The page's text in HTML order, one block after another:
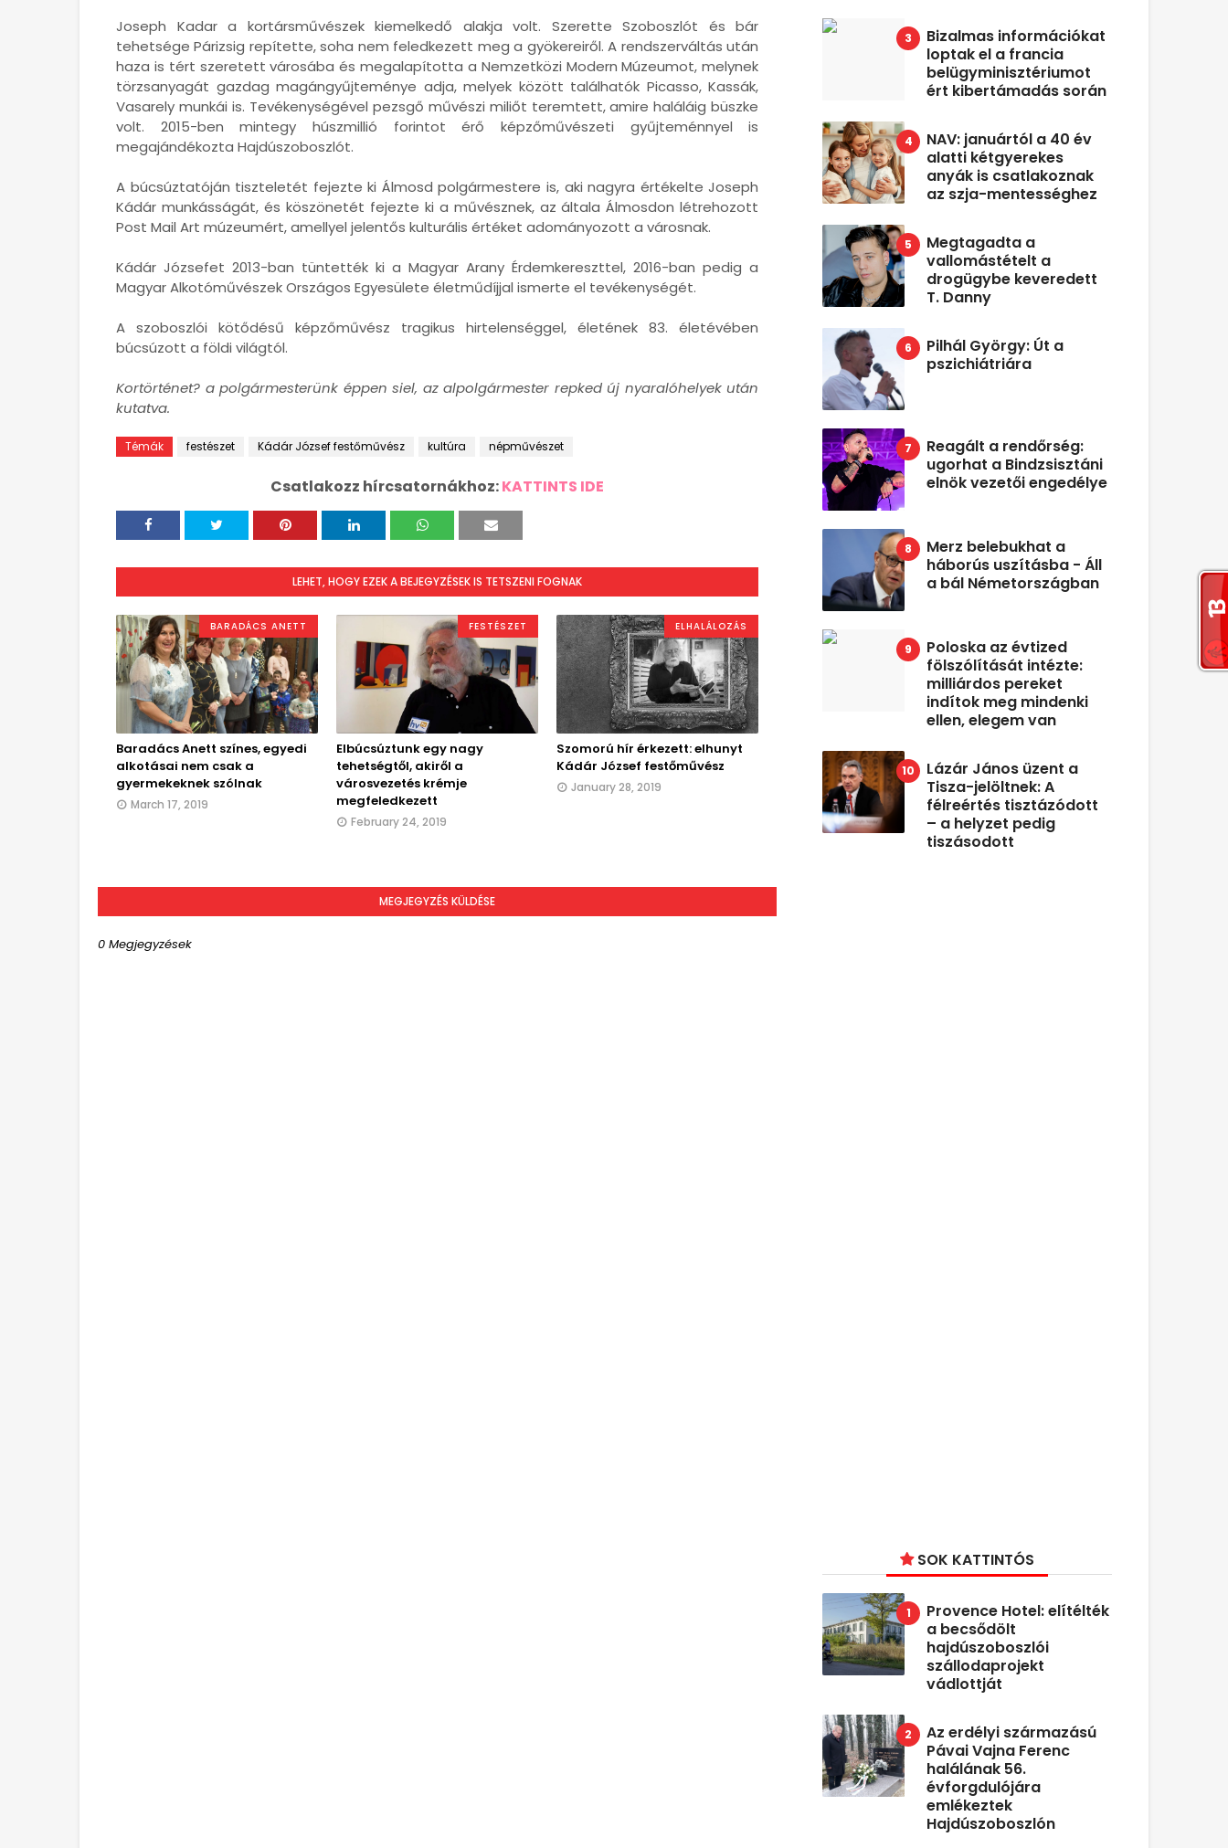
Joseph Kadar a kortársművészek kiemelkedő alakja volt. Szerette Szoboszlót és bár
tehetsége Párizsig repítette, soha nem feledkezett meg a gyökereiről. A rendszerváltás után
haza is tért szeretett városába és megalapította a Nemzetközi Modern Múzeumot, melynek
törzsanyagát gazdag magángyűjteménye adja, melyek között találhatók Picasso, Kassák,
Vasarely munkái is. Tevékenységével pezsgő művészi miliőt teremtett, amire haláláig büszke
volt. 2015-ben mintegy húszmillió forintot érő képzőművészeti gyűjteménnyel is
megajándékozta Hajdúszoboszlót.
A búcsúztatóján tiszteletét fejezte ki Álmosd polgármestere is, aki nagyra értékelte Joseph
Kádár munkásságát, és köszönetét fejezte ki a művésznek, az általa Álmosdon létrehozott
Post Mail Art múzeumért, amellyel jelentős kulturális értéket adományozott a városnak.
Kádár Józsefet 2013-ban tüntették ki a Magyar Arany Érdemkereszttel, 2016-ban pedig a
Magyar Alkotóművészek Országos Egyesülete életműdíjjal ismerte el tevékenységét.
A szoboszlói kötődésű képzőművész tragikus hirtelenséggel, életének 83. életévében
búcsúzott a földi világtól.
Kortörténet? a polgármesterünk éppen siel, az alpolgármester repked új nyaralóhelyek után
kutatva.
Témák festészet Kádár József festőművész kultúra népművészet
Csatlakozz hírcsatornákhoz:KATTINTS IDE
LEHET, HOGY EZEK A BEJEGYZÉSEK IS TETSZENI FOGNAK
BARADÁCS ANETT
Baradács Anett színes, egyedi
alkotásai nem csak a
gyermekeknek szólnak
March 17, 2019
FESTÉSZET
Elbúcsúztunk egy nagy
tehetségtől, akiről a
városvezetés krémje
megfeledkezett
February 24, 2019
ELHALÁLOZÁS
Szomorú hír érkezett: elhunyt
Kádár József festőművész
January 28, 2019
MEGJEGYZÉS KÜLDÉSE
0 Megjegyzések
Bizalmas információkat
loptak el a francia
belügyminisztériumot
ért kibertámadás során
NAV: januártól a 40 év
alatti kétgyerekes
anyák is csatlakoznak
az szja-mentességhez
Megtagadta a
vallomástételt a
drogügybe keveredett
T. Danny
Pilhál György: Út a
pszichiátriára
Reagált a rendőrség:
ugorhat a Bindzsisztáni
elnök vezetői engedélye
Merz belebukhat a
háborús uszításba - Áll
a bál Németországban
Poloska az évtized
fölszólítását intézte:
milliárdos pereket
indítok meg mindenki
ellen, elegem van
Lázár János üzent a
Tisza-jelöltnek: A
félreértés tisztázódott
– a helyzet pedig
tiszásodott
SOK KATTINTÓS
Provence Hotel: elítélték
a becsődölt
hajdúszoboszlói
szállodaprojekt
vádlottját
Az erdélyi származású
Pávai Vajna Ferenc
halálának 56.
évforgdulójára
emlékeztek
Hajdúszoboszlón